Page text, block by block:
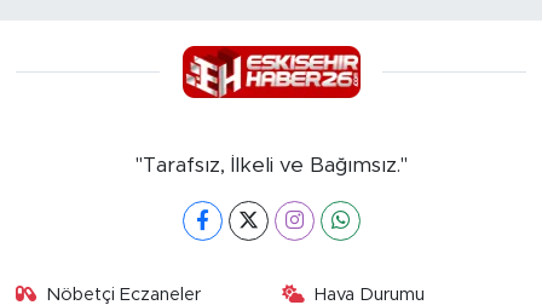
"Tarafsız, İlkeli ve Bağımsız."
Nöbetçi Eczaneler Hava Durumu